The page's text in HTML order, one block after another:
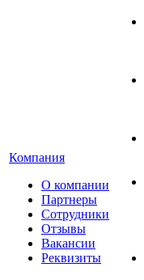
Компания
О компании
Партнеры
Сотрудники
Отзывы
Вакансии
Реквизиты